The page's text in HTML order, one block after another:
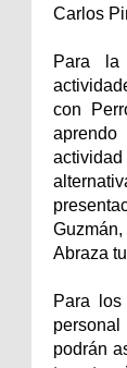
Carlos
Para la
con
actividad
Abraza
Para
podrán